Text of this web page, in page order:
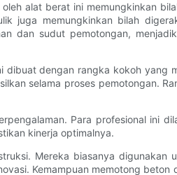
alat berat ini memungkinkan
juga memungkinkan bilah
dan sudut pemotongan,
dengan rangka kokoh yang
selama proses pemotongan.
Para profesional ini
kinerja optimalnya.
Mereka biasanya digunakan
Kemampuan memotong